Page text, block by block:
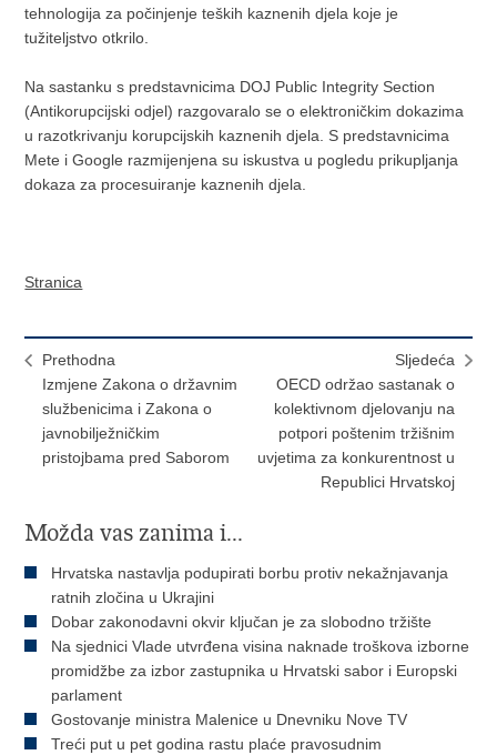
tehnologija za počinjenje teških kaznenih djela koje je
tužiteljstvo otkrilo.
Na sastanku s predstavnicima DOJ Public Integrity Section
(Antikorupcijski odjel) razgovaralo se o elektroničkim dokazima
u razotkrivanju korupcijskih kaznenih djela. S predstavnicima
Mete i Google razmijenjena su iskustva u pogledu prikupljanja
dokaza za procesuiranje kaznenih djela.
Stranica
Prethodna
Izmjene Zakona o državnim
službenicima i Zakona o
javnobilježničkim
pristojbama pred Saborom
Sljedeća
OECD održao sastanak o
kolektivnom djelovanju na
potpori poštenim tržišnim
uvjetima za konkurentnost u
Republici Hrvatskoj
Možda vas zanima i...
Hrvatska nastavlja podupirati borbu protiv nekažnjavanja
ratnih zločina u Ukrajini
Dobar zakonodavni okvir ključan je za slobodno tržište
Na sjednici Vlade utvrđena visina naknade troškova izborne
promidžbe za izbor zastupnika u Hrvatski sabor i Europski
parlament
Gostovanje ministra Malenice u Dnevniku Nove TV
Treći put u pet godina rastu plaće pravosudnim